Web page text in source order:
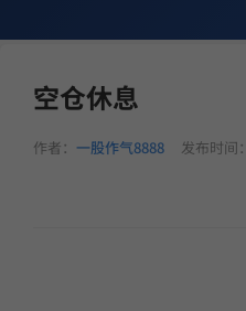
一股作气
空仓休息
作者： 一股作气8888 发布时间